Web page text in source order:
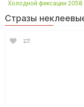
Холодной фиксации 2058
Стразы